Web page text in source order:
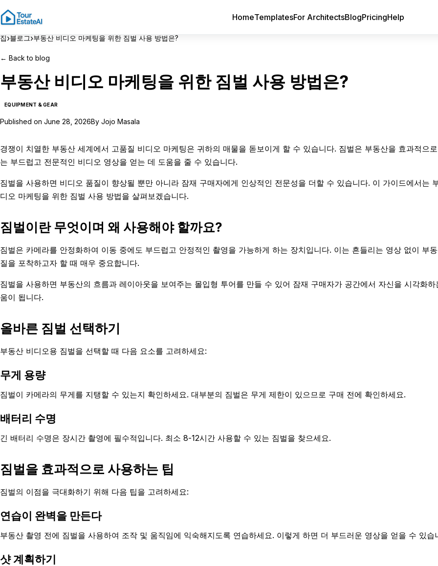
HomeTemplatesFor ArchitectsBlogPricingHelp
집›블로그›부동산 비디오 마케팅을 위한 짐벌 사용 방법은?
← Back to blog
부동산 비디오 마케팅을 위한 짐벌 사용 방법은?
EQUIPMENT & GEAR
Published on June 28, 2026By Jojo Masala
경쟁이 치열한 부동산 세계에서 고품질 비디오 마케팅은 귀하의 매물을 돋보이게 할 수 있습니다. 짐벌은 부동산을 효과적으
는 부드럽고 전문적인 비디오 영상을 얻는 데 도움을 줄 수 있습니다.
짐벌을 사용하면 비디오 품질이 향상될 뿐만 아니라 잠재 구매자에게 인상적인 전문성을 더할 수 있습니다. 이 가이드에서는
디오 마케팅을 위한 짐벌 사용 방법을 살펴보겠습니다.
짐벌이란 무엇이며 왜 사용해야 할까요?
짐벌은 카메라를 안정화하여 이동 중에도 부드럽고 안정적인 촬영을 가능하게 하는 장치입니다. 이는 흔들리는 영상 없이 부
질을 포착하고자 할 때 매우 중요합니다.
짐벌을 사용하면 부동산의 흐름과 레이아웃을 보여주는 몰입형 투어를 만들 수 있어 잠재 구매자가 공간에서 자신을 시각화하
움이 됩니다.
올바른 짐벌 선택하기
부동산 비디오용 짐벌을 선택할 때 다음 요소를 고려하세요:
무게 용량
짐벌이 카메라의 무게를 지탱할 수 있는지 확인하세요. 대부분의 짐벌은 무게 제한이 있으므로 구매 전에 확인하세요.
배터리 수명
긴 배터리 수명은 장시간 촬영에 필수적입니다. 최소 8-12시간 사용할 수 있는 짐벌을 찾으세요.
짐벌을 효과적으로 사용하는 팁
짐벌의 이점을 극대화하기 위해 다음 팁을 고려하세요:
연습이 완벽을 만든다
부동산 촬영 전에 짐벌을 사용하여 조작 및 움직임에 익숙해지도록 연습하세요. 이렇게 하면 더 부드러운 영상을 얻을 수 있습
샷 계획하기